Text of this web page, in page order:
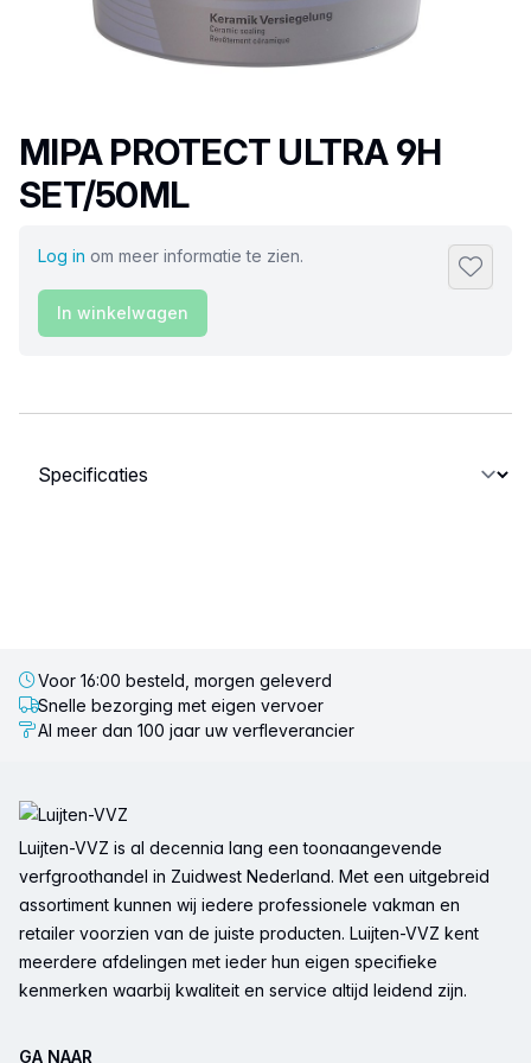
Productnaam
MIPA PROTECT ULTRA 9H
SET/50ML
Log in om meer informatie te zien.
In winkelwagen
Selecteer een tabblad
Voor 16:00 besteld, morgen geleverd
Snelle bezorging met eigen vervoer
Al meer dan 100 jaar uw verfleverancier
Luijten-VVZ is al decennia lang een toonaangevende
verfgroothandel in Zuidwest Nederland. Met een uitgebreid
assortiment kunnen wij iedere professionele vakman en
retailer voorzien van de juiste producten. Luijten-VVZ kent
meerdere afdelingen met ieder hun eigen specifieke
kenmerken waarbij kwaliteit en service altijd leidend zijn.
GA NAAR